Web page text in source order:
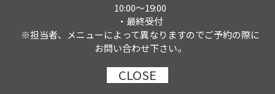
10:00～19:00
・最終受付
※担当者、メニューによって異なりますのでご予約の際に
お問い合わせ下さい。
CLOSE